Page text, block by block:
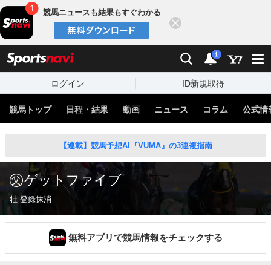
競馬ニュースも結果もすぐわかる
検索 通知
i
ログイン ID新規取得
競馬トップ 日程・結果 動画 ニュース コラム 公式情
【連載】競馬予想AI『VUMA』の3連複指南
ゲットファイブ
牡 登録抹消
無料アプリで競馬情報をチェックする